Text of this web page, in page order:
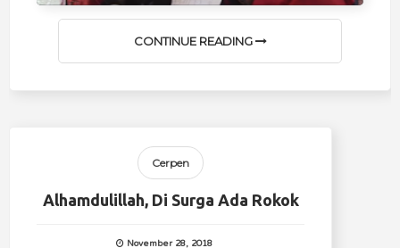
CONTINUE READING
Cerpen
Alhamdulillah, Di Surga Ada Rokok
November 28, 2018